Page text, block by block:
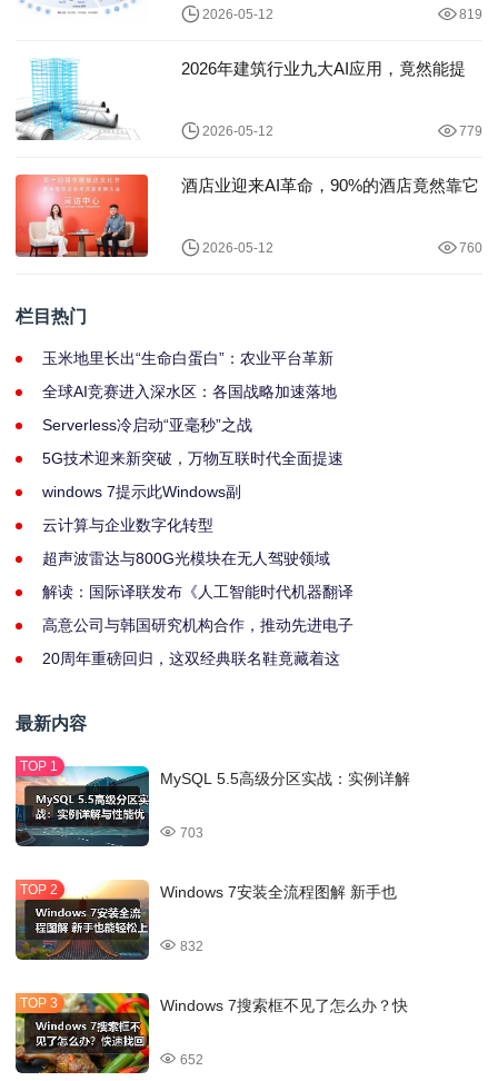
2026-05-12 819
2026年建筑行业九大AI应用，竟然能提
2026-05-12 779
酒店业迎来AI革命，90%的酒店竟然靠它
2026-05-12 760
栏目热门
玉米地里长出“生命白蛋白”：农业平台革新
全球AI竞赛进入深水区：各国战略加速落地
Serverless冷启动“亚毫秒”之战
5G技术迎来新突破，万物互联时代全面提速
windows 7提示此Windows副
云计算与企业数字化转型
超声波雷达与800G光模块在无人驾驶领域
解读：国际译联发布《人工智能时代机器翻译
高意公司与韩国研究机构合作，推动先进电子
20周年重磅回归，这双经典联名鞋竟藏着这
最新内容
MySQL 5.5高级分区实战：实例详解
703
Windows 7安装全流程图解 新手也
832
Windows 7搜索框不见了怎么办？快
652